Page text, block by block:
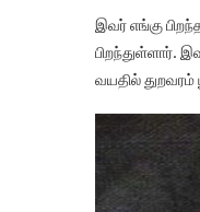
இவர் எங்கு
பிறந்துள்ளார்.
வயதில் துறவரம்